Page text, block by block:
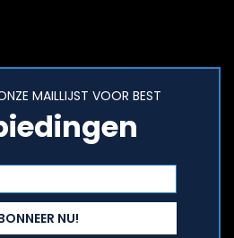
MAILLIJST VOOR BEST